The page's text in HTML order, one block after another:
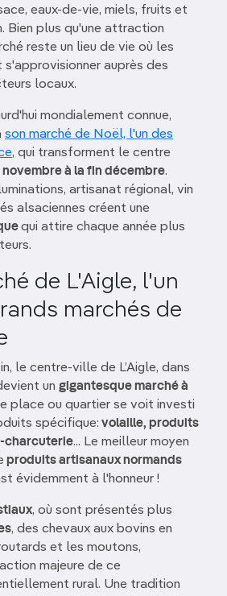
eaux-de-vie, miels, fruits et
Bien plus qu'une attraction
reste un lieu de vie où les
auprès des
locaux.
mondialement connue,
son marché de Noël, l'un des
, qui transforment le centre
novembre à la fin décembre.
artisanat régional, vin
alsaciennes créent une
qui attire chaque année plus
de L'Aigle, l'un
marchés de
le centre-ville de L’Aigle, dans
un gigantesque marché à
place ou quartier se voit investi
spécifique: volaille, produits
charcuterie... Le meilleur moyen
produits artisanaux normands
évidemment à l'honneur !
, où sont présentés plus
, des chevaux aux bovins en
et les moutons,
majeure de ce
rural. Une tradition